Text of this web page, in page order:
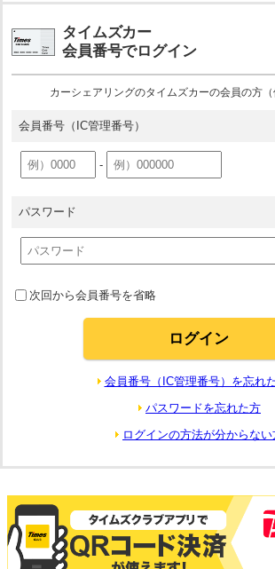
タイムズカー
会員番号でログイン
カーシェアリングのタイムズカーの会員の方（
会員番号 （IC管理番号）
-
パスワード
次回から会員番号を省略
会員番号（IC管理番号）を忘れ
パスワードを忘れた方
ログインの方法が分からない